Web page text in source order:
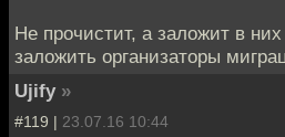
Не прочистит, а заложит в них
заложить организаторы
Ujify »
#119 | 23.07.16 10:44